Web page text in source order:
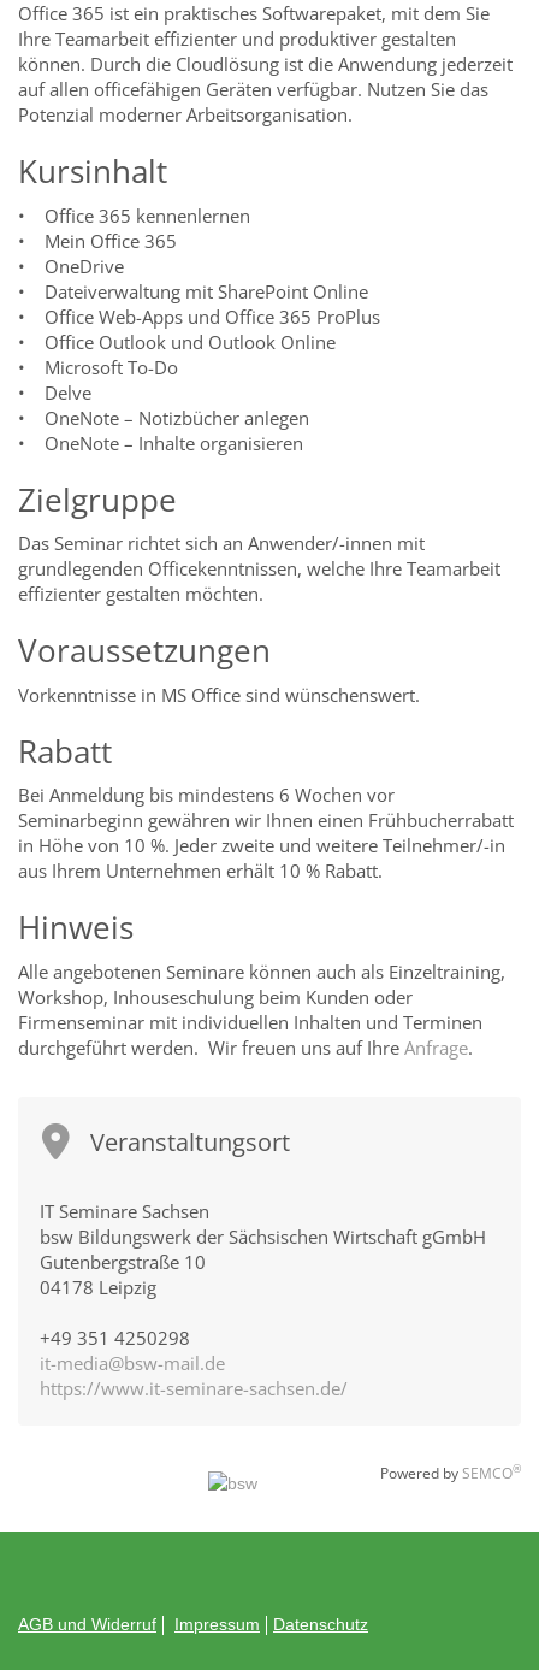
Office 365 ist ein praktisches Softwarepaket, mit dem Sie
Ihre Teamarbeit effizienter und produktiver gestalten
können. Durch die Cloudlösung ist die Anwendung jederzeit
auf allen officefähigen Geräten verfügbar. Nutzen Sie das
Potenzial moderner Arbeitsorganisation.
Kursinhalt
• Office 365 kennenlernen
• Mein Office 365
• OneDrive
• Dateiverwaltung mit SharePoint Online
• Office Web-Apps und Office 365 ProPlus
• Office Outlook und Outlook Online
• Microsoft To-Do
• Delve
• OneNote – Notizbücher anlegen
• OneNote – Inhalte organisieren
Zielgruppe
Das Seminar richtet sich an Anwender/-innen mit
grundlegenden Officekenntnissen, welche Ihre Teamarbeit
effizienter gestalten möchten.
Voraussetzungen
Vorkenntnisse in MS Office sind wünschenswert.
Rabatt
Bei Anmeldung bis mindestens 6 Wochen vor
Seminarbeginn gewähren wir Ihnen einen Frühbucherrabatt
in Höhe von 10 %. Jeder zweite und weitere Teilnehmer/-in
aus Ihrem Unternehmen erhält 10 % Rabatt.
Hinweis
Alle angebotenen Seminare können auch als Einzeltraining,
Workshop, Inhouseschulung beim Kunden oder
Firmenseminar mit individuellen Inhalten und Terminen
durchgeführt werden. Wir freuen uns auf Ihre Anfrage.
Veranstaltungsort
IT Seminare Sachsen
bsw Bildungswerk der Sächsischen Wirtschaft gGmbH
Gutenbergstraße 10
04178 Leipzig
+49 351 4250298
it-media@bsw-mail.de
https://www.it-seminare-sachsen.de/
Powered bySEMCO®
AGB und Widerruf Impressum Datenschutz